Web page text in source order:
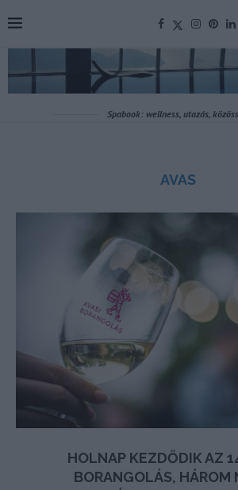
Spabook: wellness, utazás,
AVAS
HOLNAP KEZDŐDIK AZ
BORANGOLÁS, HÁROM